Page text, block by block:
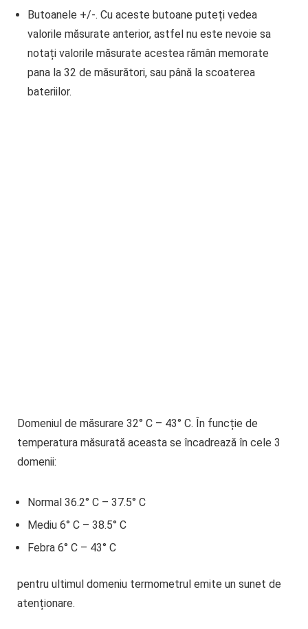
Butoanele +/-. Cu aceste butoane puteți vedea
valorile măsurate anterior, astfel nu este nevoie sa
notați valorile măsurate acestea rămân memorate
pana la 32 de măsurători, sau până la scoaterea
bateriilor.
Domeniul de măsurare 32° C – 43° C. În funcție de
temperatura măsurată aceasta se încadrează în cele 3
domenii:
Normal 36.2° C – 37.5° C
Mediu 6° C – 38.5° C
Febra 6° C – 43° C
pentru ultimul domeniu termometrul emite un sunet de
atenționare.